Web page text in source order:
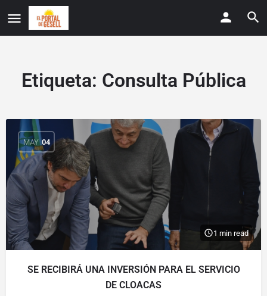
Etiqueta: Consulta Pública
MAY 04
1 min read
SE RECIBIRÁ UNA INVERSIÓN PARA EL SERVICIO
DE CLOACAS